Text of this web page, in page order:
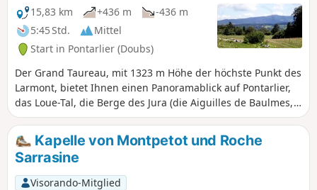
Schlucht thront.
15,83 km
+436 m
-436 m
5:45 Std.
Mittel
Start in Pontarlier (Doubs)
Der Grand Taureau, mit 1323 m Höhe der höchste Punkt des
Larmont, bietet Ihnen einen Panoramablick auf Pontarlier,
das Loue-Tal, die Berge des Jura (die Aiguilles de Baulmes,
den Suchet, den Mont d'Or), die Alpen und bei schönem
Wetter sogar den Mont Blanc. Eine ausgewogene Route, um
die Kühle der schönen Tannenwälder und die Sonne dieser
mit Enzianen übersäten Almwiesen zu genießen, begleitet
von der Musik unserer Kuhglocken.
Kapelle von Montpetot und Roche
Sarrasine
Visorando-Mitglied